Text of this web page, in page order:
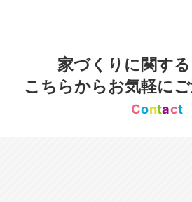
家づくりに関す
こちらからお気軽に
Contact